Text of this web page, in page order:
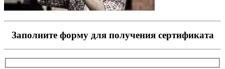
Заполните форму для получения сертификата